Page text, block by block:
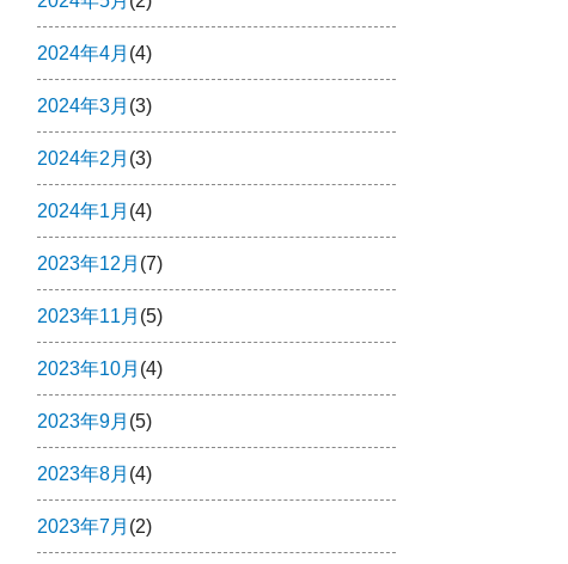
2024年4月 (4)
2024年3月 (3)
2024年2月 (3)
2024年1月 (4)
2023年12月 (7)
2023年11月 (5)
2023年10月 (4)
2023年9月 (5)
2023年8月 (4)
2023年7月 (2)